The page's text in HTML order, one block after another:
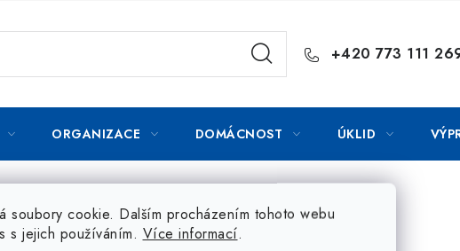
soubory cookie. Dalším procházením tohoto webu
s jejich používáním. Více informací.
+420 773 111
ORGANIZACE DOMÁCNOST ÚKLID